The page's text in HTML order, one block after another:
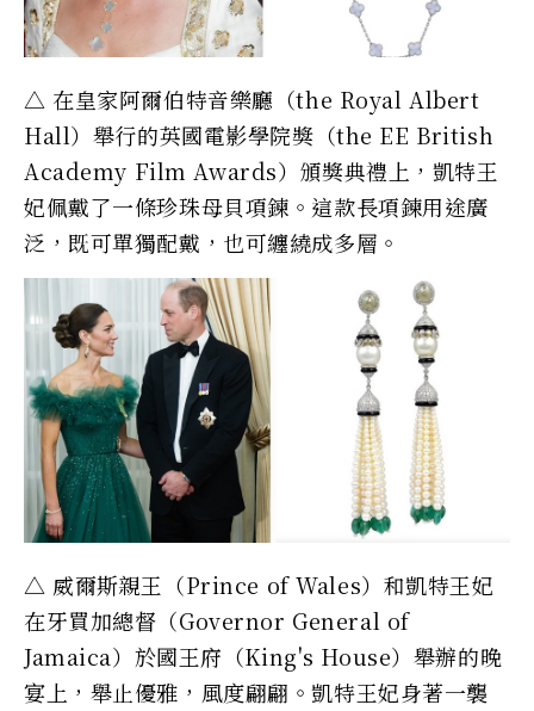
△ 在皇家阿爾伯特音樂廳（the Royal Albert
Hall）舉行的英國電影學院獎（the EE British
Academy Film Awards）頒獎典禮上，凱特王
妃佩戴了一條珍珠母貝項鍊。這款長項鍊用途廣
泛，既可單獨配戴，也可纏繞成多層。
△ 威爾斯親王（Prince of Wales）和凱特王妃
在牙買加總督（Governor General of
Jamaica）於國王府（King's House）舉辦的晚
宴上，舉止優雅，風度翩翩。凱特王妃身著一襲